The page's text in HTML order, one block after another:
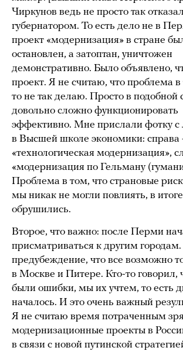
Чиркунов ведь не просто так
губернатором. То есть дело не в
проект «модернизация» в стране
остановлен, а затоптан, уничтожен
демонстративно. Было объявлено,
проект. Я не считаю, что проблема в
то не так делаю. Просто в подобной
довольно сложно функционировать
эффективно. Мне прислали фотку с
в Высшей школе экономики:
«технологическая модернизация»,
«модернизация по Гельману
Проблема в том, что страновые
мы никак не могли повлиять, в
обрушились.
Второе, что важно: после Перми
присматриваться к другим
предубеждение, что все возможно
в Москве и Питере. Кто-то говорил,
были ошибки, мы их учтем, то есть
началось. И это очень важный
Я не считаю время потраченным
модернизационные проекты в
в связи с новой путинской